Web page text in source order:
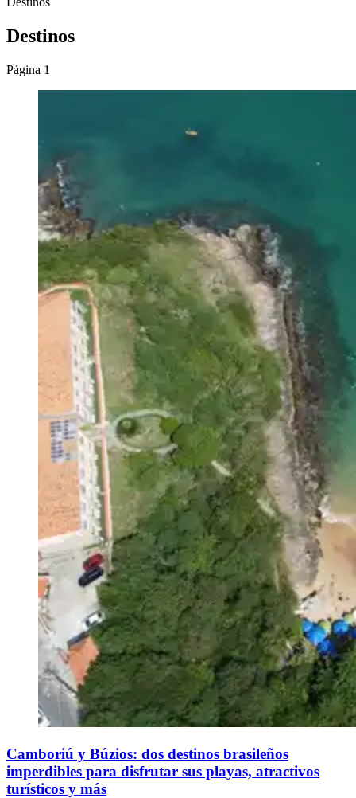
Destinos
Página 1
Camboriú y Búzios: dos destinos brasileños
imperdibles para disfrutar sus playas, atractivos
turísticos y más